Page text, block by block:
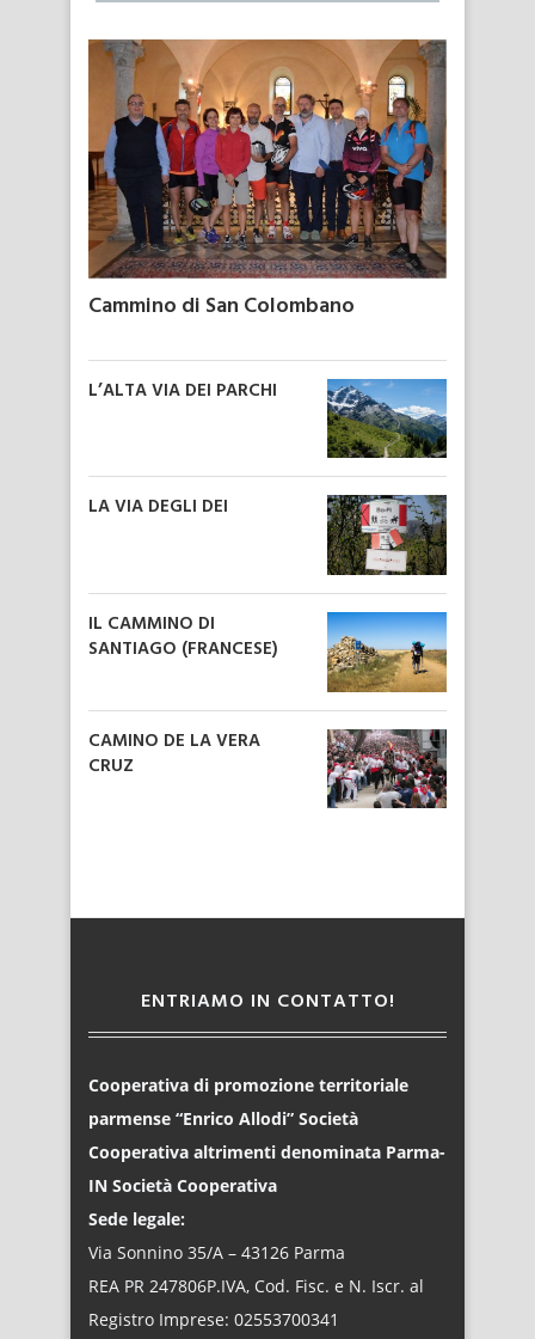
Cammino di San Colombano
L’ALTA VIA DEI PARCHI
LA VIA DEGLI DEI
IL CAMMINO DI
SANTIAGO (FRANCESE)
CAMINO DE LA VERA
CRUZ
ENTRIAMO IN CONTATTO!
Cooperativa di promozione territoriale
parmense “Enrico Allodi” Società
Cooperativa altrimenti denominata Parma-
IN Società Cooperativa
Sede legale:
Via Sonnino 35/A – 43126 Parma
REA PR 247806P.IVA, Cod. Fisc. e N. Iscr. al
Registro Imprese: 02553700341